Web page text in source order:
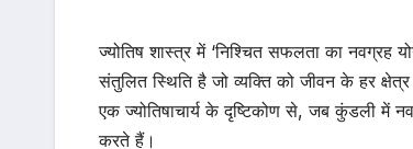
ज्योतिष शास्त्र में ‘निश्चित सफलता का नवग्रह
संतुलित स्थिति है जो व्यक्ति को जीवन के हर
एक ज्योतिषाचार्य के दृष्टिकोण से, जब कुंडली में
करते हैं।